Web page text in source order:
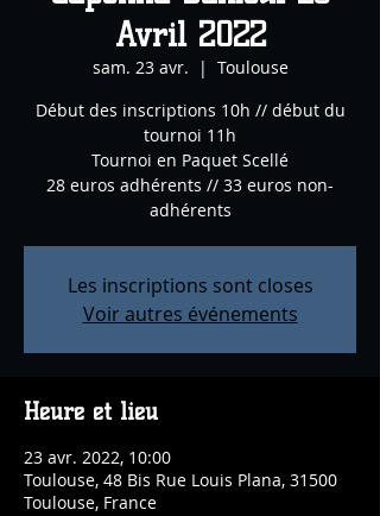
Avril 2022
sam. 23 avr.
  |
Toulouse
Début des inscriptions 10h // début du
tournoi 11h
Tournoi en Paquet Scellé
28 euros adhérents // 33 euros non-
adhérents
Les inscriptions sont closes
Voir autres événements
Heure et lieu
23 avr. 2022, 10:00
Toulouse, 48 Bis Rue Louis Plana, 31500
Toulouse, France